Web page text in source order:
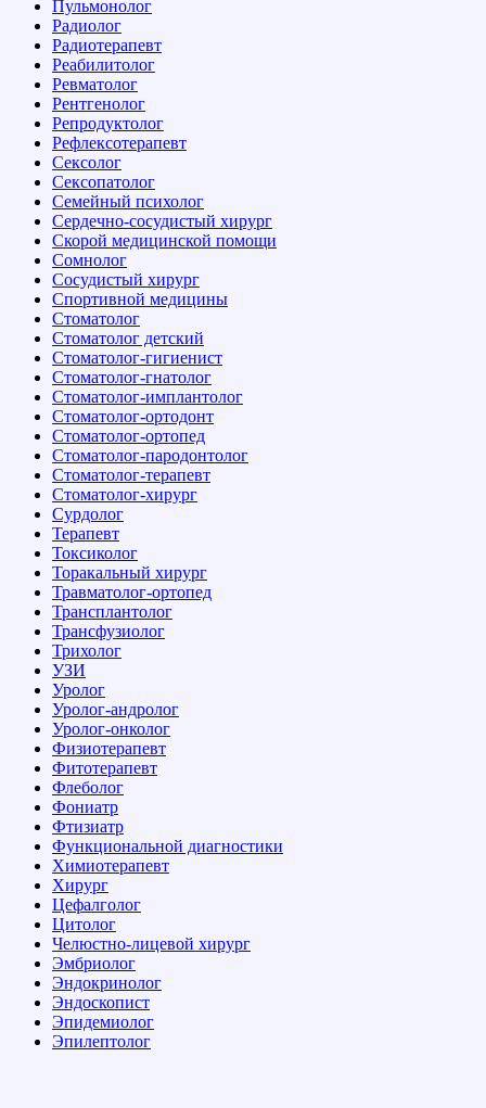
Пульмонолог
Радиолог
Радиотерапевт
Реабилитолог
Ревматолог
Рентгенолог
Репродуктолог
Рефлексотерапевт
Сексолог
Сексопатолог
Семейный психолог
Сердечно-сосудистый хирург
Скорой медицинской помощи
Сомнолог
Сосудистый хирург
Спортивной медицины
Стоматолог
Стоматолог детский
Стоматолог-гигиенист
Стоматолог-гнатолог
Стоматолог-имплантолог
Стоматолог-ортодонт
Стоматолог-ортопед
Стоматолог-пародонтолог
Стоматолог-терапевт
Стоматолог-хирург
Сурдолог
Терапевт
Токсиколог
Торакальный хирург
Травматолог-ортопед
Трансплантолог
Трансфузиолог
Трихолог
УЗИ
Уролог
Уролог-андролог
Уролог-онколог
Физиотерапевт
Фитотерапевт
Флеболог
Фониатр
Фтизиатр
Функциональной диагностики
Химиотерапевт
Хирург
Цефалголог
Цитолог
Челюстно-лицевой хирург
Эмбриолог
Эндокринолог
Эндоскопист
Эпидемиолог
Эпилептолог